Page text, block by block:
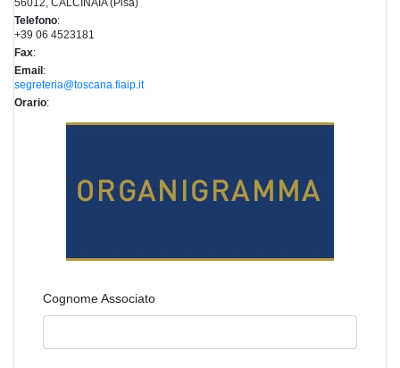
56012, CALCINAIA (Pisa)
Telefono:
+39 06 4523181
Fax:
Email :
segreteria@toscana.fiaip.it
Orario:
Cognome Associato